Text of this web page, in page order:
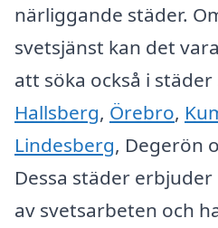
närliggande städer.
svetsjänst kan det
att söka också i
Hallsberg, Örebro,
Lindesberg, Degerön
Dessa städer
av svetsarbeten och